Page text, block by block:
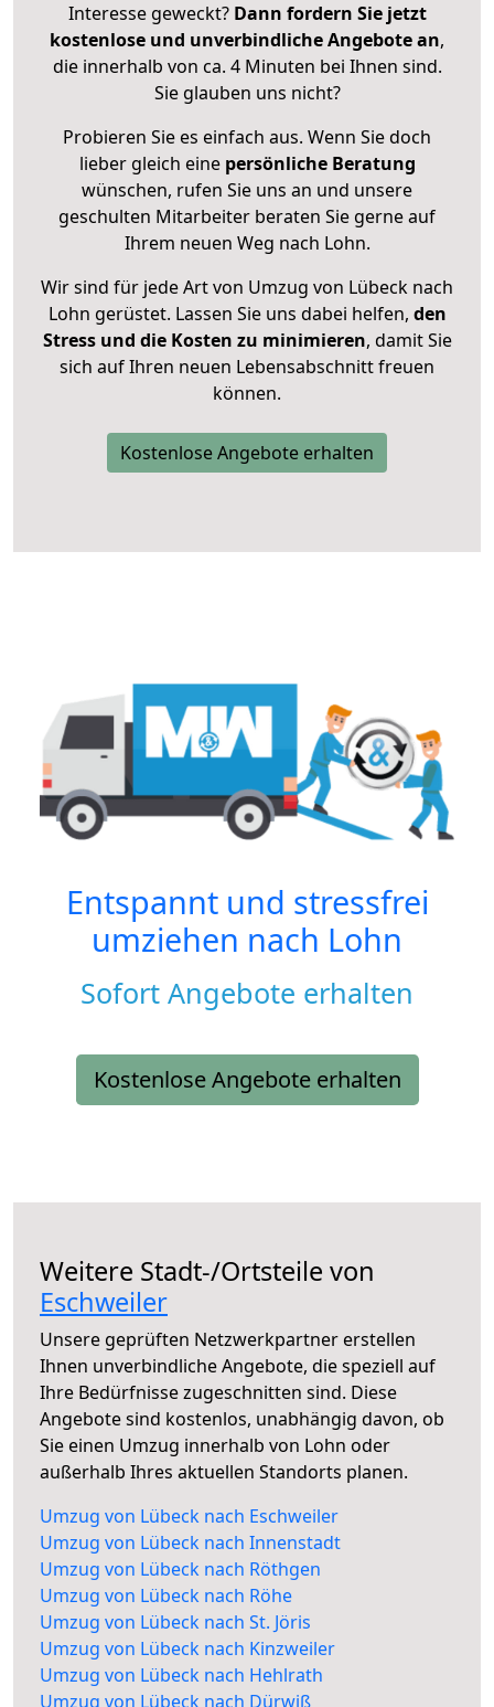
Interesse geweckt? Dann fordern Sie jetzt
kostenlose und unverbindliche Angebote an,
die innerhalb von ca. 4 Minuten bei Ihnen sind.
Sie glauben uns nicht?
Probieren Sie es einfach aus. Wenn Sie doch
lieber gleich eine persönliche Beratung
wünschen, rufen Sie uns an und unsere
geschulten Mitarbeiter beraten Sie gerne auf
Ihrem neuen Weg nach Lohn.
Wir sind für jede Art von Umzug von Lübeck nach
Lohn gerüstet. Lassen Sie uns dabei helfen, den
Stress und die Kosten zu minimieren, damit Sie
sich auf Ihren neuen Lebensabschnitt freuen
können.
Kostenlose Angebote erhalten
Entspannt und stressfrei
umziehen nach Lohn
Sofort Angebote erhalten
Kostenlose Angebote erhalten
Weitere Stadt-/Ortsteile von
Eschweiler
Unsere geprüften Netzwerkpartner erstellen
Ihnen unverbindliche Angebote, die speziell auf
Ihre Bedürfnisse zugeschnitten sind. Diese
Angebote sind kostenlos, unabhängig davon, ob
Sie einen Umzug innerhalb von Lohn oder
außerhalb Ihres aktuellen Standorts planen.
Umzug von Lübeck nach Eschweiler
Umzug von Lübeck nach Innenstadt
Umzug von Lübeck nach Röthgen
Umzug von Lübeck nach Röhe
Umzug von Lübeck nach St. Jöris
Umzug von Lübeck nach Kinzweiler
Umzug von Lübeck nach Hehlrath
Umzug von Lübeck nach Dürwiß